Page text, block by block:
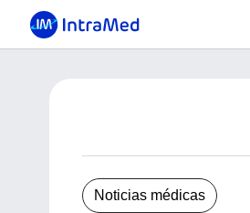
Noticias médicas